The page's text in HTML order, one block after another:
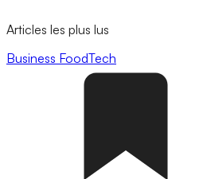
Articles les plus lus
Business FoodTech